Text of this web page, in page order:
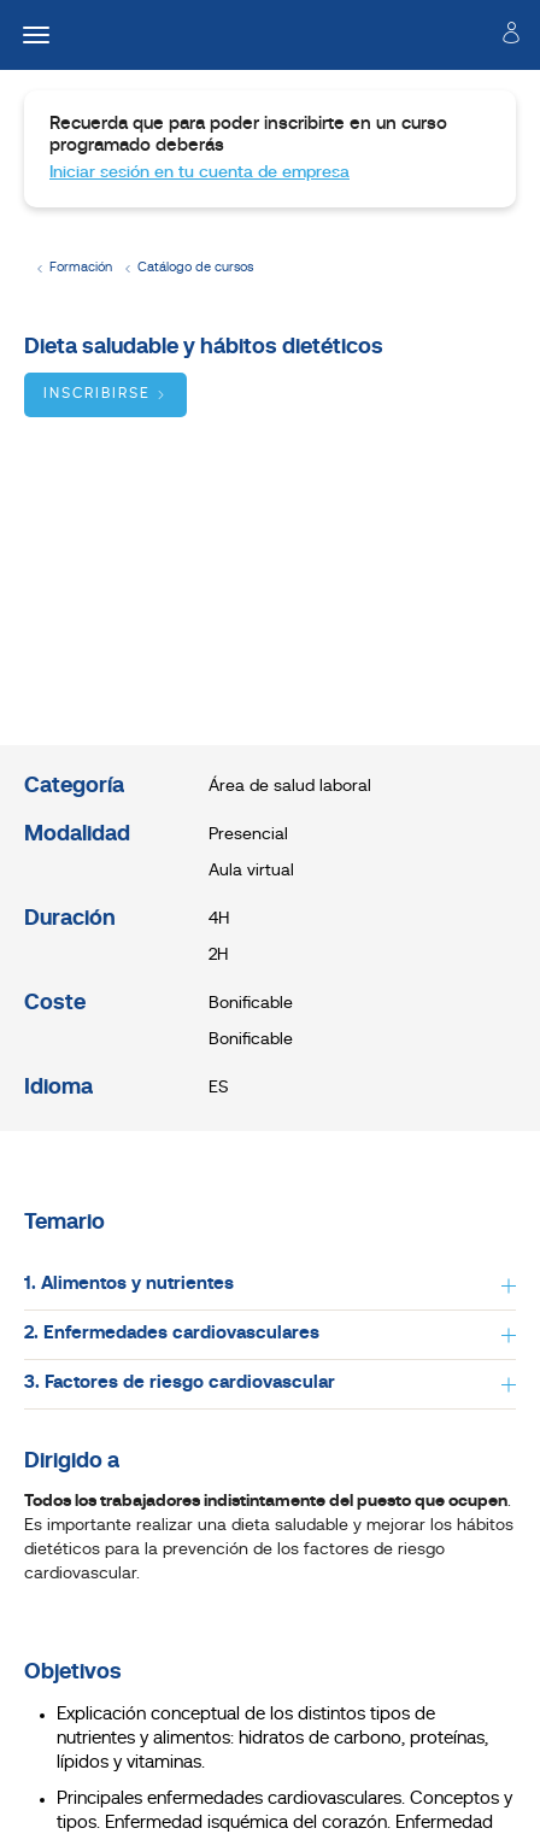
Formación Catálogo de cursos
Dirigido
Recuerda que para poder inscribirte en un curso
programado deberás
Iniciar sesión en tu cuenta de empresa
Dieta saludable y hábitos dietéticos
INSCRIBIRSE
Categoría Área de salud laboral
Modalidad
Presencial
Aula virtual
Duración
4H
2H
Coste
Bonificable
Bonificable
Idioma ES
Temario
1. Alimentos y nutrientes
2. Enfermedades cardiovasculares
3. Factores de riesgo cardiovascular
Dirigido a
Todos los trabajadores indistintamente del puesto que ocupen.
Es importante realizar una dieta saludable y mejorar los hábitos
dietéticos para la prevención de los factores de riesgo
cardiovascular.
Objetivos
Explicación conceptual de los distintos tipos de
nutrientes y alimentos: hidratos de carbono, proteínas,
lípidos y vitaminas.
Principales enfermedades cardiovasculares. Conceptos y
tipos. Enfermedad isquémica del corazón. Enfermedad